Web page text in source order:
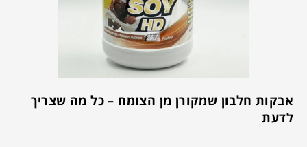
אבקות חלבון שמקורן מן הצומח – כל מה שצריך
לדעת